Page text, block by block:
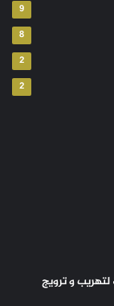
9
8
2
2
و ترويج